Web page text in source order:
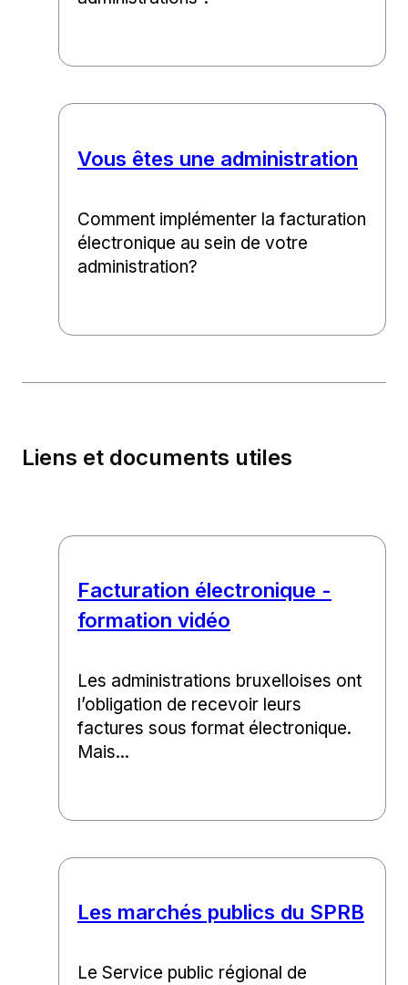
Vous êtes une administration
Comment implémenter la facturation
électronique au sein de votre
administration?
Liens et documents utiles
Facturation électronique -
formation vidéo
Les administrations bruxelloises ont
l’obligation de recevoir leurs
factures sous format électronique.
Mais...
Les marchés publics du SPRB
Le Service public régional de